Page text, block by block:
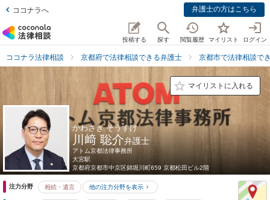
ココナラへ 弁護士の方はこちら
投稿する 探す 閲覧履歴 マイリスト ログイン
ココナラ法律相談 京都府で法律相談できる弁護士 京都市で法律相談で
マイリストに入れる
かわさき そうすけ
川﨑 聡介弁護士
アトム京都法律事務所
大宮駅
京都府京都市中京区錦堀川町659 京都松田ビル2階
注力分野 相続・遺言 他の注力分野を表示